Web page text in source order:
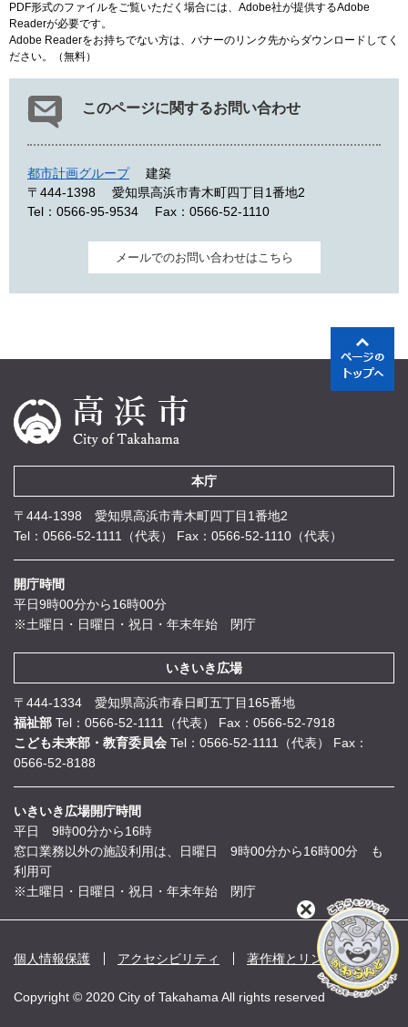
PDF形式のファイルをご覧いただく場合には、Adobe社が提供するAdobe
Readerが必要です。
Adobe Readerをお持ちでない方は、バナーのリンク先からダウンロードしてく
ださい。（無料）
このページに関するお問い合わせ
都市計画グループ
建築
〒444-1398
愛知県高浜市青木町四丁目1番地2
Tel：0566-95-9534
Fax：0566-52-1110
メールでのお問い合わせはこちら
本庁
〒444-1398 愛知県高浜市青木町四丁目1番地2
Tel：0566-52-1111（代表）
Fax：0566-52-1110（代表）
開庁時間
平日9時00分から16時00分
※土曜日・日曜日・祝日・年末年始 閉庁
いきいき広場
〒444-1334 愛知県高浜市春日町五丁目165番地
福祉部 Tel：0566-52-1111（代表）
Fax：0566-52-7918
こども未来部・教育委員会 Tel：0566-52-1111（代表）
Fax：
0566-52-8188
いきいき広場開庁時間
平日 9時00分から16時
窓口業務以外の施設利用は、日曜日 9時00分から16時00分 も
利用可
※土曜日・日曜日・祝日・年末年始 閉庁
個人情報保護 アクセシビリティ 著作権とリンク
Copyright © 2020 City of Takahama All rights reserved
閉